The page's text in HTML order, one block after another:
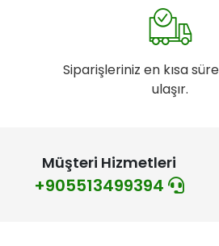
Siparişleriniz en kısa
ulaşır.
Müşteri Hizmetleri
+905513499394